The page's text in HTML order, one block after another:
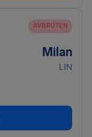
AVBRUTEN
Milan
LIN